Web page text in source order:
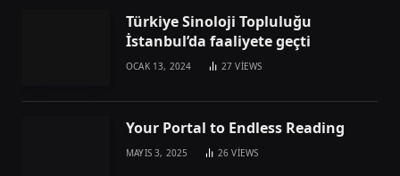
Türkiye Sinoloji Topluluğu
İstanbul’da faaliyete geçti
OCAK 13, 2024 27VIEWS
Your Portal to Endless Reading
MAYIS 3, 2025 26VIEWS